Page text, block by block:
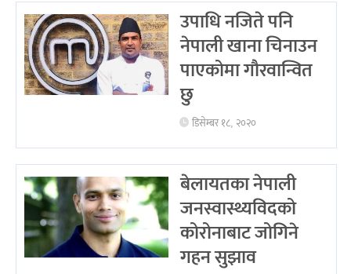
उपाधि नजिते पनि
नेपाली खाना चिनाउन
पाएकोमा गौरवान्वित
छु
डिसेम्बर १८, २०२०
बेलायतका नेपाली
जनस्वास्थ्यविदको
कोरोनाबाट जोगिने
गहन सुझाव